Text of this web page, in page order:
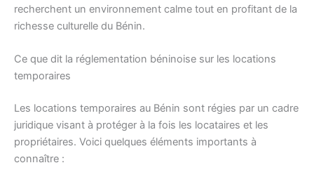
recherchent un environnement calme tout en profitant de la
richesse culturelle du Bénin.
Ce que dit la réglementation béninoise sur les locations
temporaires
Les locations temporaires au Bénin sont régies par un cadre
juridique visant à protéger à la fois les locataires et les
propriétaires. Voici quelques éléments importants à
connaître :